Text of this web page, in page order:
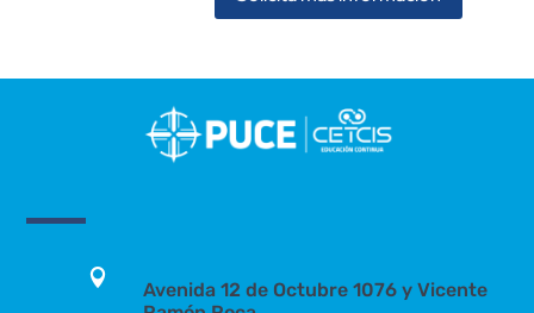

Avenida 12 de Octubre 1076 y Vicente